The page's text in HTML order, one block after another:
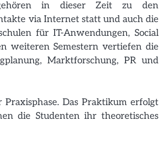
gehören in dieser Zeit zu den
via Internet statt und auch die
für IT-Anwendungen, Social
weiteren Semestern vertiefen die
Marktforschung, PR und
Praxisphase. Das Praktikum erfolgt
die Studenten ihr theoretisches